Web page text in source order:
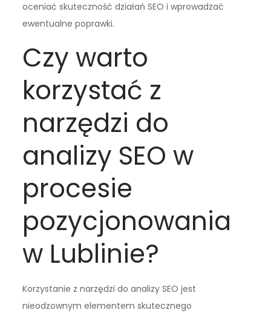
oceniać skuteczność działań SEO i wprowadzać
ewentualne poprawki.
Czy warto
korzystać z
narzędzi do
analizy SEO w
procesie
pozycjonowania
w Lublinie?
Korzystanie z narzędzi do analizy SEO jest
nieodzownym elementem skutecznego